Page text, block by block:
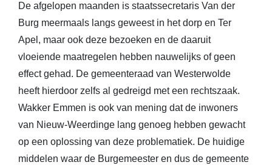
De afgelopen maanden is staatssecretaris Van der
Burg meermaals langs geweest in het dorp en Ter
Apel, maar ook deze bezoeken en de daaruit
vloeiende maatregelen hebben nauwelijks of geen
effect gehad. De gemeenteraad van Westerwolde
heeft hierdoor zelfs al gedreigd met een rechtszaak.
Wakker Emmen is ook van mening dat de inwoners
van Nieuw-Weerdinge lang genoeg hebben gewacht
op een oplossing van deze problematiek. De huidige
middelen waar de Burgemeester en dus de gemeente